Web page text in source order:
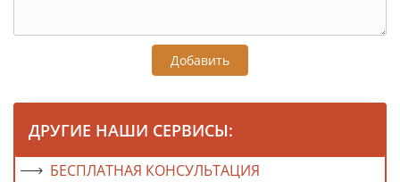
Добавить
ДРУГИЕ НАШИ СЕРВИСЫ:
БЕСПЛАТНАЯ КОНСУЛЬТАЦИЯ